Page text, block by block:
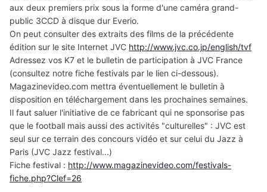
aux deux premiers prix sous la forme d'une caméra grand-
public 3CCD à disque dur Everio.
On peut consulter des extraits des films de la précédente
édition sur le site Internet JVC http://www.jvc.co.jp/english/tvf
Adressez vos K7 et le bulletin de participation à JVC France
(consultez notre fiche festivals par le lien ci-dessous).
Magazinevideo.com mettra éventuellement le bulletin à
disposition en téléchargement dans les prochaines semaines.
Il faut saluer l'initiative de ce fabricant qui ne sponsorise pas
que le football mais aussi des activités "culturelles" : JVC est
seul sur ce terrain des concours vidéo et sur celui du Jazz à
Paris (JVC Jazz festival...)
Fiche festival : http://www.magazinevideo.com/festivals-
fiche.php?Clef=26